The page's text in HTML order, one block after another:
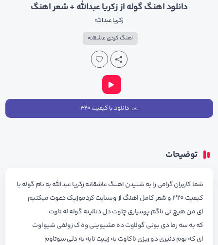
دانلود اهنگ گوله از زکریا عبدالله + شعر اهنگ
زکریا عبدالله
اهنگ کردی عاشقانه
دانلود با کیفیت ۳۲۰
توضیحات
شما کاربران گرامی را به شنیدن اهنگ عاشقانه زکریا عبدالله به نام گوله با
کیفیت ۳۲۰ و شعر کامل اهنگ از وبسایت کردموزیک دعوت میکنیم
ای من هیچ تی ناگم پرسیاری چاوت دل دنالینه گوله له تاوت
که به سه رما دی بونی گولاوت ده مشیوینی وه ک زولفی شیواوت
ای که بوم دنیری دو ریزی ناکاوت به زییت نایه به دلی سوتاوم